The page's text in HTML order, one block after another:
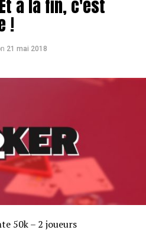
à la fin, c'est
!
21 mai 2018
50k – 2 joueurs